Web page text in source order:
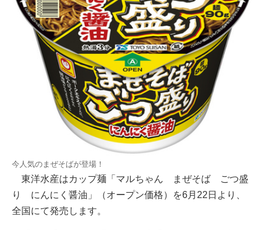
今人気のまぜそばが登場！
東洋水産はカップ麺「マルちゃん まぜそば ごつ盛
り にんにく醤油」（オープン価格）を6月22日より、
全国にて発売します。